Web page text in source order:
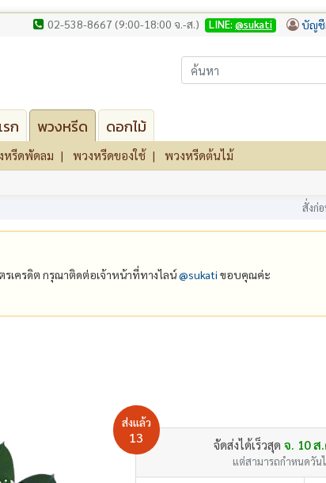
02-538-8667 (9:00-18:00 จ.-ส.) LINE:@sukati บัญชี
ก พวงหรีด ดอกไม้
หรีดพัดลม พวงหรีดของใช้ พวงหรีดต้นไม้
สั่งก่
รเครดิต กรุณาติดต่อเจ้าหน้าที่ทางไลน์@‌sukati ขอบคุณค่ะ
ส่งแล้ว
13 จัดส่งได้เร็วสุดจ. 10 ส
แต่สามารถกำหนดวัน